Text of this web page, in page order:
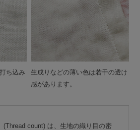
ち込み
生成りなどの薄い色は若干の透け
感があります。
count) は、生地の織り目の密